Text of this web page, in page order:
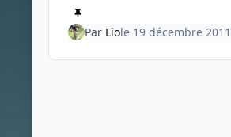
Par Liole 19 décembre 2011